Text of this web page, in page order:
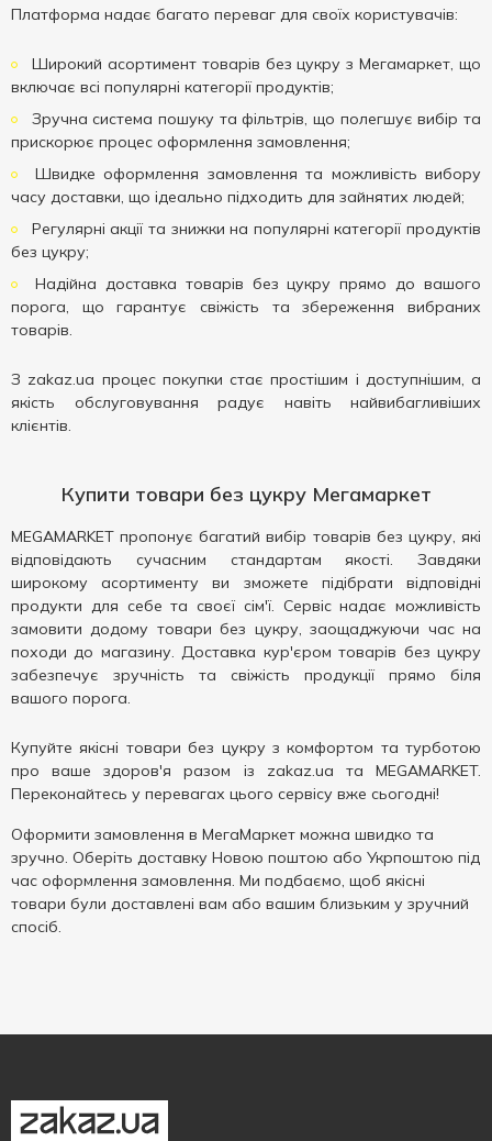
Платформа надає багато переваг для своїх користувачів:
Широкий асортимент товарів без цукру з Мегамаркет, що
включає всі популярні категорії продуктів;
Зручна система пошуку та фільтрів, що полегшує вибір та
прискорює процес оформлення замовлення;
Швидке оформлення замовлення та можливість вибору
часу доставки, що ідеально підходить для зайнятих людей;
Регулярні акції та знижки на популярні категорії продуктів
без цукру;
Надійна доставка товарів без цукру прямо до вашого
порога, що гарантує свіжість та збереження вибраних
товарів.
З zakaz.ua процес покупки стає простішим і доступнішим, а
якість обслуговування радує навіть найвибагливіших
клієнтів.
Купити товари без цукру Мегамаркет
MEGAMARKET пропонує багатий вибір товарів без цукру, які
відповідають сучасним стандартам якості. Завдяки
широкому асортименту ви зможете підібрати відповідні
продукти для себе та своєї сім'ї. Сервіс надає можливість
замовити додому товари без цукру, заощаджуючи час на
походи до магазину. Доставка кур'єром товарів без цукру
забезпечує зручність та свіжість продукції прямо біля
вашого порога.
Купуйте якісні товари без цукру з комфортом та турботою
про ваше здоров'я разом із zakaz.ua та MEGAMARKET.
Переконайтесь у перевагах цього сервісу вже сьогодні!
Оформити замовлення в МегаМаркет можна швидко та
зручно. Оберіть доставку Новою поштою або Укрпоштою під
час оформлення замовлення. Ми подбаємо, щоб якісні
товари були доставлені вам або вашим близьким у зручний
спосіб.